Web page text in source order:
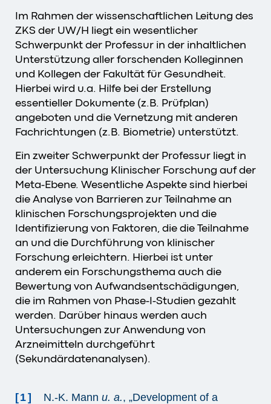
Im Rahmen der wissenschaftlichen Leitung des
ZKS der UW/H liegt ein wesentlicher
Schwerpunkt der Professur in der inhaltlichen
Unterstützung aller forschenden Kolleginnen
und Kollegen der Fakultät für Gesundheit.
Hierbei wird u.a. Hilfe bei der Erstellung
essentieller Dokumente (z.B. Prüfplan)
angeboten und die Vernetzung mit anderen
Fachrichtungen (z.B. Biometrie) unterstützt.
Ein zweiter Schwerpunkt der Professur liegt in
der Untersuchung Klinischer Forschung auf der
Meta-Ebene. Wesentliche Aspekte sind hierbei
die Analyse von Barrieren zur Teilnahme an
klinischen Forschungsprojekten und die
Identifizierung von Faktoren, die die Teilnahme
an und die Durchführung von klinischer
Forschung erleichtern. Hierbei ist unter
anderem ein Forschungsthema auch die
Bewertung von Aufwandsentschädigungen,
die im Rahmen von Phase-I-Studien gezahlt
werden. Darüber hinaus werden auch
Untersuchungen zur Anwendung von
Arzneimitteln durchgeführt
(Sekundärdatenanalysen).
[1] N.-K. Mannu. a., „Development of a